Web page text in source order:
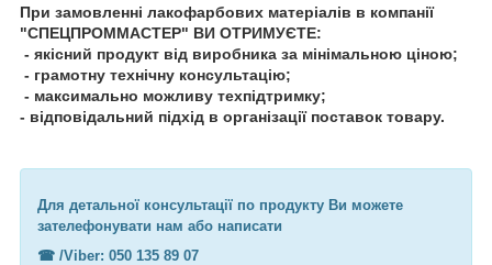
При замовленні лакофарбових матеріалів в компанії
"СПЕЦПРОММАСТЕР" ВИ ОТРИМУЄТЕ:
- якісний продукт від виробника за мінімальною ціною;
- грамотну технічну консультацію;
- максимально можливу техпідтримку;
- відповідальний підхід в організації поставок товару.
Для детальної консультації по продукту Ви можете
зателефонувати нам або написати
☎︎ /Viber: 050 135 89 07